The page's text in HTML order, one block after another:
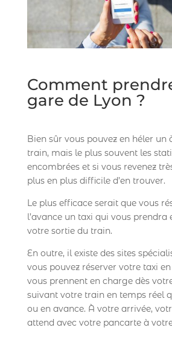
Comment
gare de Lyon ?
Bien sûr vous pouvez en héler un
train, mais le plus souvent les
encombrées et si vous revenez
plus en plus difficile d’en trouver.
Le plus efficace serait que vous
l’avance un taxi qui vous prendra
votre sortie du train.
En outre, il existe des sites
vous pouvez réserver votre taxi
vous prennent en charge dès
suivant votre train en temps réel
ou en avance. À votre arrivée,
attend avec votre pancarte à